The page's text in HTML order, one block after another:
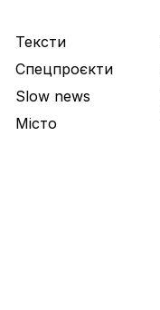
Тексти
Спецпроєкти
Slow news
Місто